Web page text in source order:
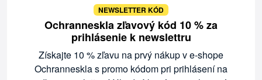
NEWSLETTER KÓD
Ochranneskla zľavový kód 10 % za
prihlásenie k newslettru
Získajte 10 % zľavu na prvý nákup v e-shope
Ochranneskla s promo kódom pri prihlásení na